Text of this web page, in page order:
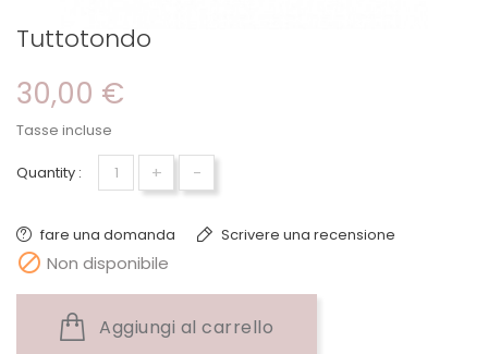
Tuttotondo
30,00 €
Tasse incluse
Quantity : + -
fare una domanda Scrivere una recensione
 Non disponibile
Aggiungi al carrello